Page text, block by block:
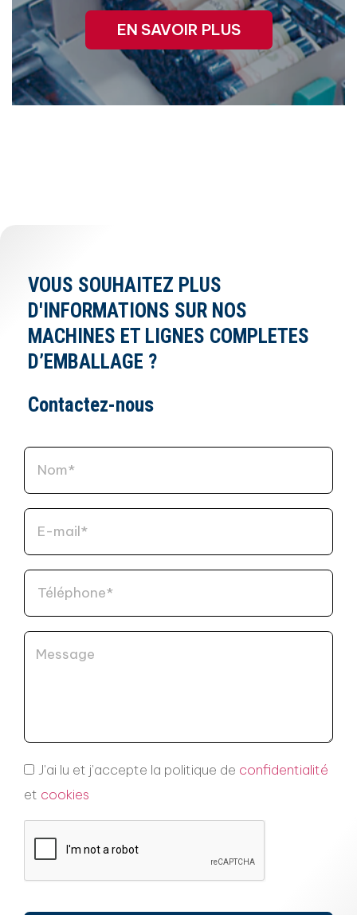
EN SAVOIR PLUS
VOUS SOUHAITEZ PLUS
D'INFORMATIONS SUR NOS
MACHINES ET LIGNES COMPLETES
D’EMBALLAGE ?
Contactez-nous
J'ai lu et j'accepte la politique de confidentialité
et cookies